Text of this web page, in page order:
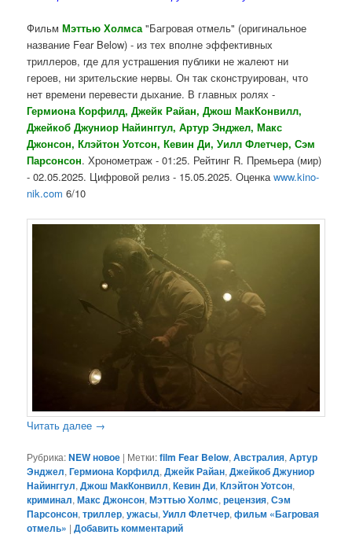
ФильмМэттью Холмса"Багровая отмель" (оригинальное
название Fear Below) - из тех вполне эффективных
триллеров, где для устрашения публики не жалеют ни
героев, ни зрительские нервы. Он так сконструирован, что
нет времени перевести дыхание. В главных ролях -
Гермиона Корфилд, Джейк Райан, Джош МакКонвилл,
Джейкоб Джуниор Найинггул, Артур Энджел, Макс
Джонсон, Клэйтон Уотсон, Кевин Ди, Уилл Флетчер, Сэм
Парсонсон. Хронометраж - 01:25. Рейтинг R. Премьера (мир)
- 02.05.2025. Цифровой релиз - 15.05.2025. Оценкаwww.kino-
nik.com 6/10
Читать далее →
Рубрика:NEW новое | Метки:film Fear Below,Австралия,Артур
Энджел,Гермиона Корфилд,Джейк Райан,Джейкоб Джуниор
Найинггул,Джош МакКонвилл,Кевин Ди,Клэйтон Уотсон,
криминал,Макс Джонсон,Мэттью Холмс,рецензия,Сэм
Парсонсон,триллер,ужасы,Уилл Флетчер,фильм «Багровая
отмель» |Добавить комментарий